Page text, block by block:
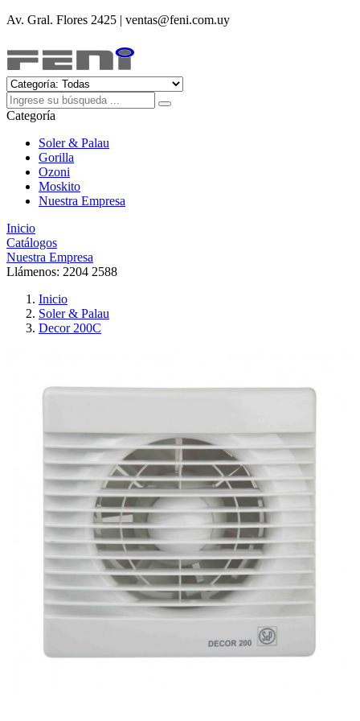
Av. Gral. Flores 2425 | ventas@feni.com.uy
Categoría
Soler & Palau
Gorilla
Ozoni
Moskito
Nuestra Empresa
Inicio
Catálogos
Nuestra Empresa
Llámenos: 2204 2588
Inicio
Soler & Palau
Decor 200C